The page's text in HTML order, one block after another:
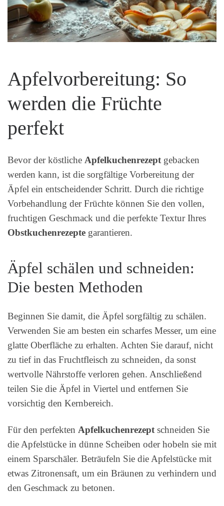
Apfelvorbereitung: So
werden die Früchte
perfekt
Bevor der köstliche Apfelkuchenrezept gebacken
werden kann, ist die sorgfältige Vorbereitung der
Äpfel ein entscheidender Schritt. Durch die richtige
Vorbehandlung der Früchte können Sie den vollen,
fruchtigen Geschmack und die perfekte Textur Ihres
Obstkuchenrezepte garantieren.
Äpfel schälen und schneiden:
Die besten Methoden
Beginnen Sie damit, die Äpfel sorgfältig zu schälen.
Verwenden Sie am besten ein scharfes Messer, um eine
glatte Oberfläche zu erhalten. Achten Sie darauf, nicht
zu tief in das Fruchtfleisch zu schneiden, da sonst
wertvolle Nährstoffe verloren gehen. Anschließend
teilen Sie die Äpfel in Viertel und entfernen Sie
vorsichtig den Kernbereich.
Für den perfekten Apfelkuchenrezeptschneiden Sie
die Apfelstücke in dünne Scheiben oder hobeln sie mit
einem Sparschäler. Beträufeln Sie die Apfelstücke mit
etwas Zitronensaft, um ein Bräunen zu verhindern und
den Geschmack zu betonen.